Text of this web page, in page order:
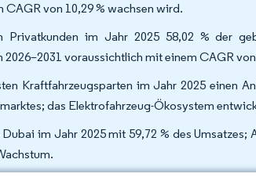
von 10,29 % wachsen wird.
Privatkunden im Jahr 2025 58,02 % der
voraussichtlich mit einem CAGR
Kraftfahrzeugsparten im Jahr 2025 einen
das Elektrofahrzeug-Ökosystem
im Jahr 2025 mit 59,72 % des